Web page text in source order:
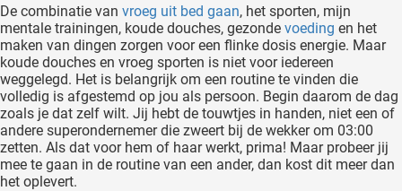
De combinatie van vroeg uit bed gaan, het sporten, mijn
mentale trainingen, koude douches, gezonde voeding en het
maken van dingen zorgen voor een flinke dosis energie. Maar
koude douches en vroeg sporten is niet voor iedereen
weggelegd. Het is belangrijk om een routine te vinden die
volledig is afgestemd op jou als persoon. Begin daarom de dag
zoals je dat zelf wilt. Jij hebt de touwtjes in handen, niet een of
andere superondernemer die zweert bij de wekker om 03:00
zetten. Als dat voor hem of haar werkt, prima! Maar probeer jij
mee te gaan in de routine van een ander, dan kost dit meer dan
het oplevert.